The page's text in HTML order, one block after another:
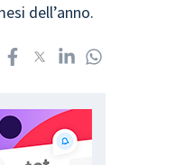
dell’anno.